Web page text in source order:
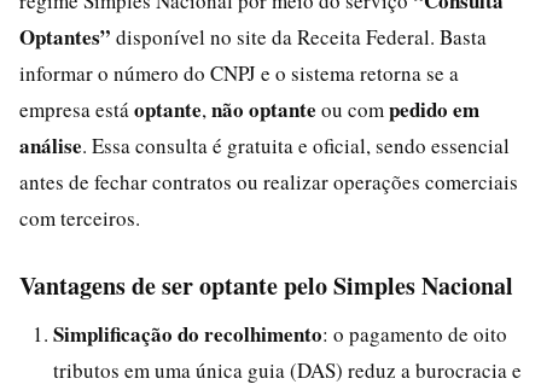
Optantes” disponível no site da Receita Federal. Basta
informar o número do CNPJ e o sistema retorna se a
empresa está optante, não optante ou com pedido em
análise. Essa consulta é gratuita e oficial, sendo essencial
antes de fechar contratos ou realizar operações comerciais
com terceiros.
Vantagens de ser optante pelo Simples Nacional
Simplificação do recolhimento: o pagamento de oito
tributos em uma única guia (DAS) reduz a burocracia e